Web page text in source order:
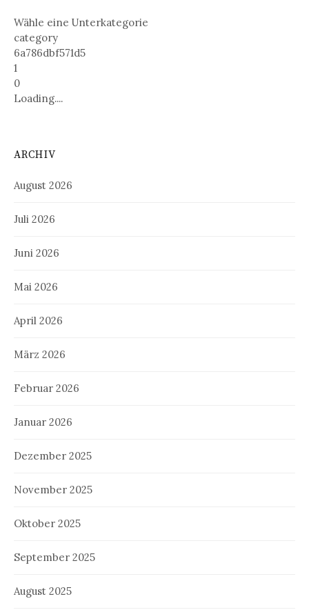
Wähle eine Unterkategorie
category
6a786dbf571d5
1
0
Loading....
ARCHIV
August 2026
Juli 2026
Juni 2026
Mai 2026
April 2026
März 2026
Februar 2026
Januar 2026
Dezember 2025
November 2025
Oktober 2025
September 2025
August 2025